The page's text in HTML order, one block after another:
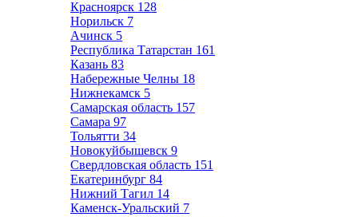
Красноярск 128
Норильск 7
Ачинск 5
Республика Татарстан 161
Казань 83
Набережные Челны 18
Нижнекамск 5
Самарская область 157
Самара 97
Тольятти 34
Новокуйбышевск 9
Свердловская область 151
Екатеринбург 84
Нижний Тагил 14
Каменск-Уральский 7